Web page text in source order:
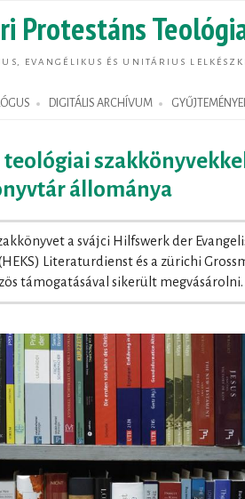
Protestáns
EVANGÉLIKUS ÉS UNITÁRIUS
DIGITÁLIS ARCHÍVUM
szakkönyvekkel
állománya
a svájci Hilfswerk der
Literaturdienst és a zürichi
támogatásával sikerült megvásárolni.